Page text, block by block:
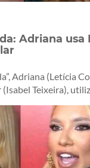
Adriana
Adriana (Letícia
Teixeira),